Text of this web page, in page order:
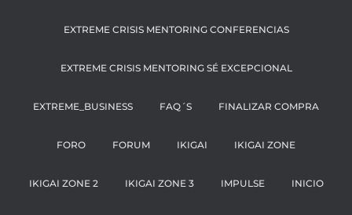
EXTREME CRISIS MENTORING CONFERENCIAS
EXTREME CRISIS MENTORING SÉ EXCEPCIONAL
EXTREME_BUSINESS FAQ´S FINALIZAR COMPRA
FORO FORUM IKIGAI IKIGAI ZONE
IKIGAI ZONE 2 IKIGAI ZONE 3 IMPULSE INICIO